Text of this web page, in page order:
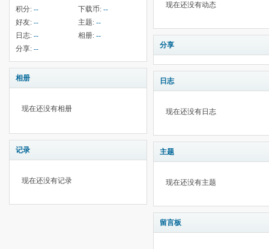
积分: -- 下载币: --
好友: -- 主题: --
日志: -- 相册: --
分享: --
相册
现在还没有相册
记录
现在还没有记录
现在还没有动态
分享
日志
现在还没有日志
主题
现在还没有主题
留言板